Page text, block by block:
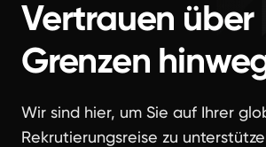
Vertrauen über
Grenzen
Wir sind hier, um Sie auf Ihrer
Rekrutierungsreise zu